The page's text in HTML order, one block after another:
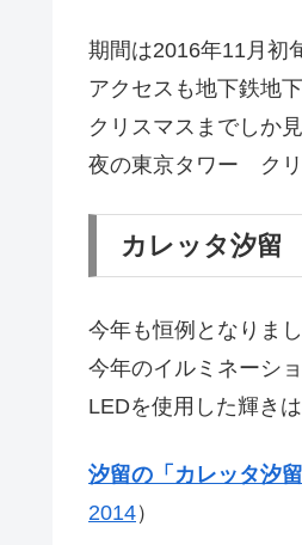
期間は2016年11月初
アクセスも地下鉄地
クリスマスまでしか
夜の東京タワー クリ
カレッタ汐留
今年も恒例となりま
今年のイルミネーシ
LEDを使用した輝き
汐留の「カレッタ汐
2014）